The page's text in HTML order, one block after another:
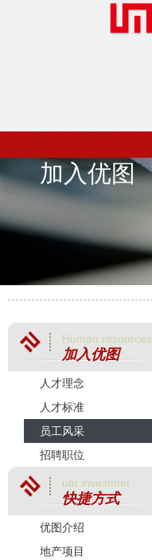
跳
至
内
容
加入优图
Human resources
加入优图
人才理念
人才标准
员工风采
招聘职位
utu investmet
快捷方式
优图介绍
地产项目